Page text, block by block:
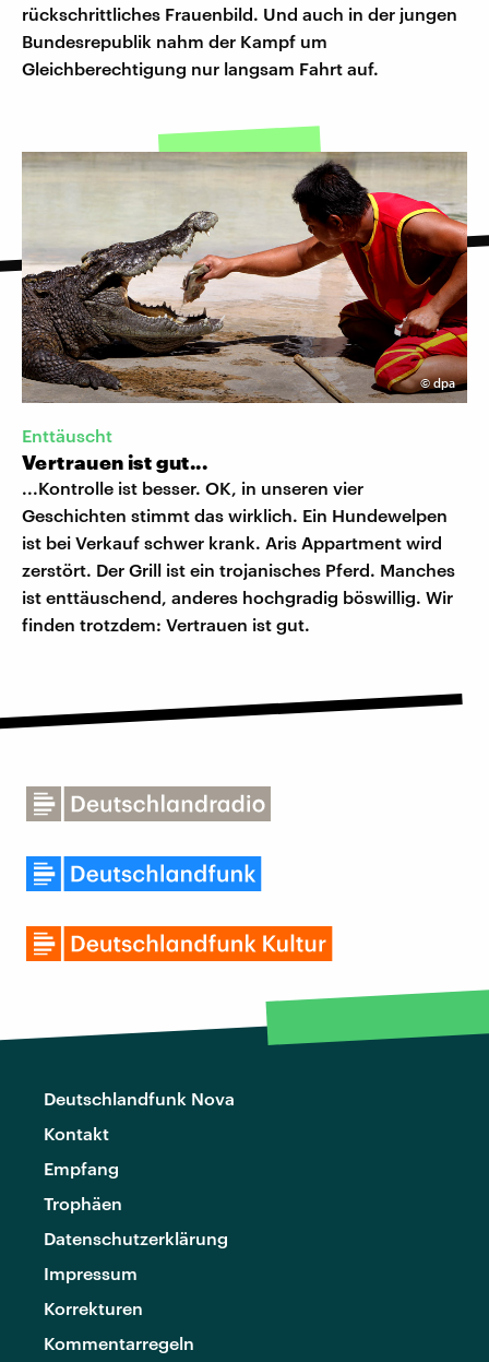
rückschrittliches Frauenbild. Und auch in der jungen
Bundesrepublik nahm der Kampf um
Gleichberechtigung nur langsam Fahrt auf.
©dpa
Enttäuscht
Vertrauen ist gut...
...Kontrolle ist besser. OK, in unseren vier
Geschichten stimmt das wirklich. Ein Hundewelpen
ist bei Verkauf schwer krank. Aris Appartment wird
zerstört. Der Grill ist ein trojanisches Pferd. Manches
ist enttäuschend, anderes hochgradig böswillig. Wir
finden trotzdem: Vertrauen ist gut.
Deutschlandfunk Nova
Kontakt
Empfang
Trophäen
Datenschutzerklärung
Impressum
Korrekturen
Kommentarregeln